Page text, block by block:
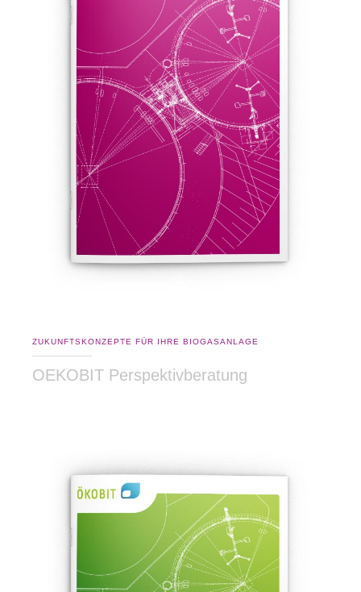
ZUKUNFTSKONZEPTE FÜR IHRE BIOGASANLAGE
OEKOBIT Perspektivberatung